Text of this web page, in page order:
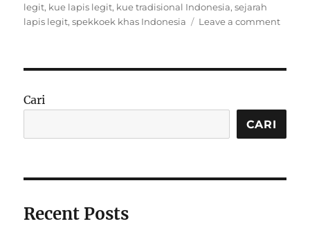
on
legit, kue lapis legit, kue tradisional Indonesia,sejarah
lapis legit,spekkoek khas Indonesia Leave a commenton
Manis
Cari
CARI
Recent Posts